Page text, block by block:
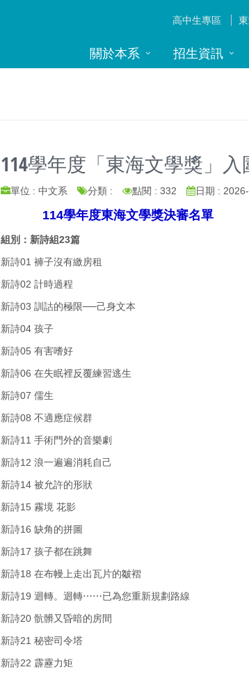
高中生專區
關於本系 招生資訊
114學年度「東海文學獎」
單位 : 中文系 分類 : 點閱 : 332 日期 :
114學年度東海文學獎決審名單
組別：新詩組23篇
新詩01 褲子沒有繳房租
新詩02 計時過程
新詩03 訓詁的極限──己身文本
新詩04 孩子
新詩05 有害嗜好
新詩06 在失眠裡反覆練習逃生
新詩07 儒生
新詩08 不適應症候群
新詩11 手術門外的音樂劇
新詩12 浪一遍遍消耗自己
新詩14 被允許的形狀
新詩15 霧境 花影
新詩16 缺角的拼圖
新詩17 孩子都在跳舞
新詩18 在布幔上走出瓦片的皺褶
新詩19 迴轉。迴轉⋯⋯已為您重新規劃路線
新詩20 骯髒又昏暗的房間
新詩21 秘密司令塔
新詩22 霹靂力矩